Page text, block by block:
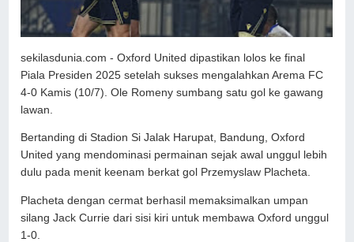
sekilasdunia.com - Oxford United dipastikan lolos ke final
Piala Presiden 2025 setelah sukses mengalahkan Arema FC
4-0 Kamis (10/7). Ole Romeny sumbang satu gol ke gawang
lawan.
Bertanding di Stadion Si Jalak Harupat, Bandung, Oxford
United yang mendominasi permainan sejak awal unggul lebih
dulu pada menit keenam berkat gol Przemyslaw Placheta.
Placheta dengan cermat berhasil memaksimalkan umpan
silang Jack Currie dari sisi kiri untuk membawa Oxford unggul
1-0.